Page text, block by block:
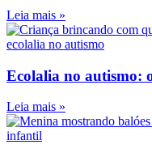
Leia mais »
Ecolalia no autismo:
Leia mais »